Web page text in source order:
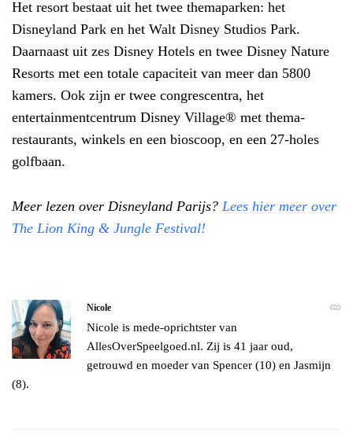
Het resort bestaat uit het twee themaparken: het
Disneyland Park en het Walt Disney Studios Park.
Daarnaast uit zes Disney Hotels en twee Disney Nature
Resorts met een totale capaciteit van meer dan 5800
kamers. Ook zijn er twee congrescentra, het
entertainmentcentrum Disney Village® met thema-
restaurants, winkels en een bioscoop, en een 27-holes
golfbaan.
Meer lezen over Disneyland Parijs? Lees hier meer over
The Lion King & Jungle Festival!
Nicole
Nicole is mede-oprichtster van
AllesOverSpeelgoed.nl. Zij is 41 jaar oud,
getrouwd en moeder van Spencer (10) en Jasmijn
(8).